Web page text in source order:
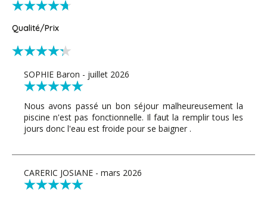
Qualité/Prix
SOPHIE Baron - juillet 2026
Nous avons passé un bon séjour malheureusement la
piscine n'est pas fonctionnelle. Il faut la remplir tous les
jours donc l'eau est froide pour se baigner .
CARERIC JOSIANE - mars 2026